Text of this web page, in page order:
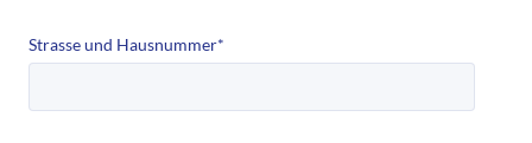
Strasse und Hausnummer*